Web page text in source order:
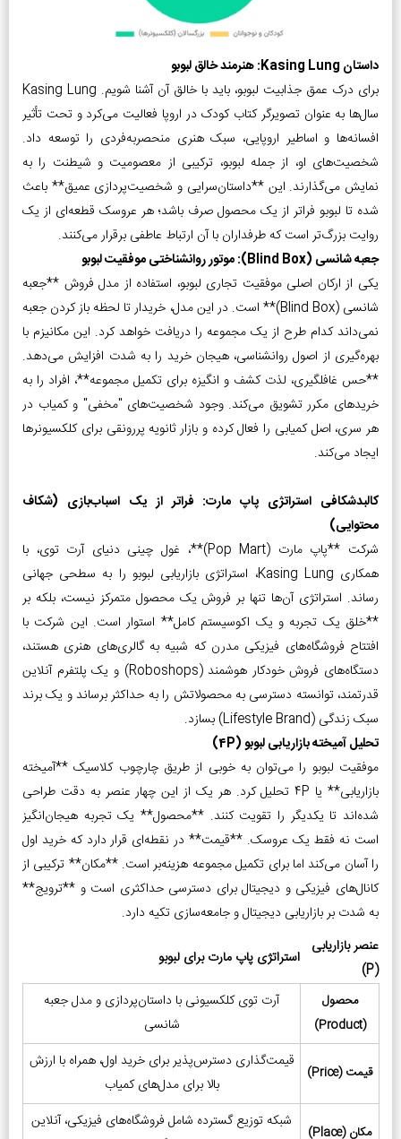
داستان Kasing Lung: هنرمند خالق لبوبو
برای درک عمق جذابیت لبوبو، باید با خالق آن آشنا شویم. Kasing Lung
سال‌ها به عنوان تصویرگر کتاب کودک در اروپا فعالیت می‌کرد و تحت تأثیر
افسانه‌ها و اساطیر اروپایی، سبک هنری منحصربه‌فردی را توسعه داد.
شخصیت‌های او، از جمله لبوبو، ترکیبی از معصومیت و شیطنت را به
نمایش می‌گذارند. این **داستان‌سرایی و شخصیت‌پردازی عمیق** باعث
شده تا لبوبو فراتر از یک محصول صرف باشد؛ هر عروسک قطعه‌ای از یک
روایت بزرگ‌تر است که طرفداران با آن ارتباط عاطفی برقرار می‌کنند.
جعبه شانسی (Blind Box): موتور روانشناختی موفقیت لبوبو
یکی از ارکان اصلی موفقیت تجاری لبوبو، استفاده از مدل فروش **جعبه
شانسی (Blind Box)** است. در این مدل، خریدار تا لحظه باز کردن جعبه
نمی‌داند کدام طرح از یک مجموعه را دریافت خواهد کرد. این مکانیزم با
بهره‌گیری از اصول روانشناسی، هیجان خرید را به شدت افزایش می‌دهد.
**حس غافلگیری، لذت کشف و انگیزه برای تکمیل مجموعه**، افراد را به
خریدهای مکرر تشویق می‌کند. وجود شخصیت‌های "مخفی" و کمیاب در
هر سری، اصل کمیابی را فعال کرده و بازار ثانویه پررونقی برای کلکسیونرها
ایجاد می‌کند.
کالبدشکافی استراتژی پاپ مارت: فراتر از یک اسباب‌بازی (شکاف
محتوایی)
شرکت **پاپ مارت (Pop Mart)**، غول چینی دنیای آرت توی، با
همکاری Kasing Lung، استراتژی بازاریابی لبوبو را به سطحی جهانی
رساند. استراتژی آن‌ها تنها بر فروش یک محصول متمرکز نیست، بلکه بر
**خلق یک تجربه و یک اکوسیستم کامل** استوار است. این شرکت با
افتتاح فروشگاه‌های فیزیکی مدرن که شبیه به گالری‌های هنری هستند،
دستگاه‌های فروش خودکار هوشمند (Roboshops) و یک پلتفرم آنلاین
قدرتمند، توانسته دسترسی به محصولاتش را به حداکثر برساند و یک برند
سبک زندگی (Lifestyle Brand) بسازد.
تحلیل آمیخته بازاریابی لبوبو (4P)
موفقیت لبوبو را می‌توان به خوبی از طریق چارچوب کلاسیک **آمیخته
بازاریابی** یا 4P تحلیل کرد. هر یک از این چهار عنصر به دقت طراحی
شده‌اند تا یکدیگر را تقویت کنند. **محصول** یک تجربه هیجان‌انگیز
است نه فقط یک عروسک. **قیمت** در نقطه‌ای قرار دارد که خرید اول
را آسان می‌کند اما برای تکمیل مجموعه هزینه‌بر است. **مکان** ترکیبی از
کانال‌های فیزیکی و دیجیتال برای دسترسی حداکثری است و **ترویج**
به شدت بر بازاریابی دیجیتال و جامعه‌سازی تکیه دارد.
عنصر بازاریابی
(P)
استراتژی پاپ مارت برای لبوبو
محصول
(Product)
آرت توی کلکسیونی با داستان‌پردازی و مدل جعبه
شانسی
قیمت (Price)
قیمت‌گذاری دسترس‌پذیر برای خرید اول، همراه با ارزش
بالا برای مدل‌های کمیاب
مکان (Place)
شبکه توزیع گسترده شامل فروشگاه‌های فیزیکی، آنلاین